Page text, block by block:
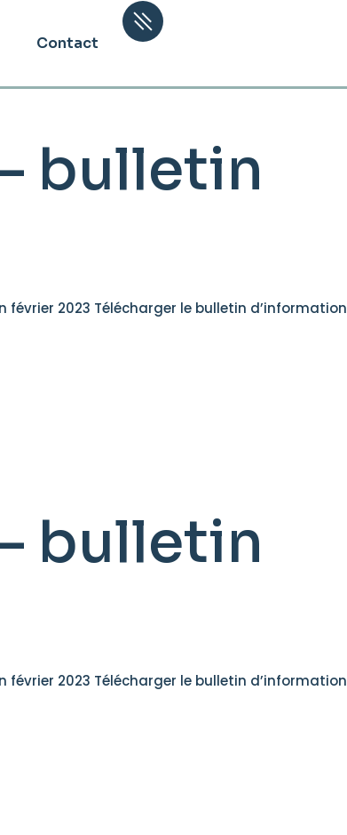
Contact
bulletin
2023 Télécharger le bulletin d’information
bulletin
2023 Télécharger le bulletin d’information